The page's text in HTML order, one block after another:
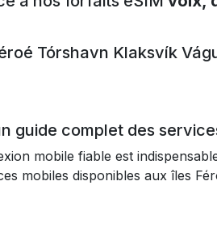
Tórshavn Klaksvík
guide complet des
mobile fiable est
mobiles disponibles aux îles